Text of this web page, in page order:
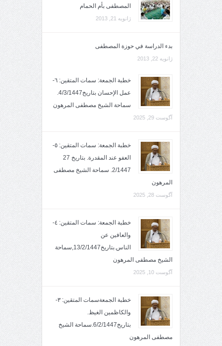
المصطفى بأم الحمام
ژانویه 21, 2013
بدء الدراسة في حوزة المصطفى
ژانویه 22, 2013
خطبة الجمعة: سمات المتقين: ٦-
عمل الإحسان بتاريخ4/3/1447.
سماحة الشيخ مصطفى المرهون
آگوست 29, 2025
خطبة الجمعة: سمات المتقين: ٥-
العفو عند المقدرة. بتاريخ 27
2/1447. سماحة الشيخ مصطفى
المرهون
آگوست 28, 2025
خطبة الجمعة: سمات المتقين: ٤-
والعافين عن
الناس.بتاريخ13/2/1447,سماحة
الشيخ مصطفى المرهون
آگوست 10, 2025
خطبة الجمعةسمات المتقين: ٣-
والكاظمين الغيظ.
بتاريخ6/2/1447.سماحة الشيخ
مصطفى المرهون